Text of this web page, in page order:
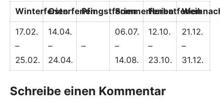
WinterferienOsterferienPfingstferienSommerferienHerbstferien
17.02.
–
25.02.
14.04.
–
24.04.
–
06.07.
–
14.08.
12.10.
–
23.10.
21.12.
–
31.12.
Schreibe einen Kommentar